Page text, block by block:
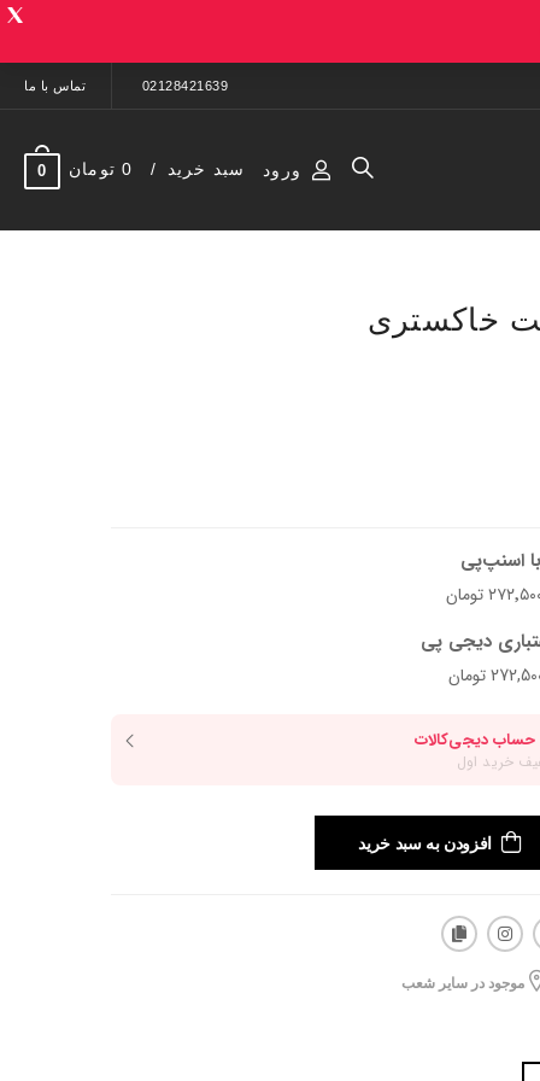
02128421639 تماس با ما
ورود سبد خرید 0 تومان 0
خاکستری
اسنپ‌پی
دیجی پی
افزودن به سبد خرید
موجود در سایر شعب